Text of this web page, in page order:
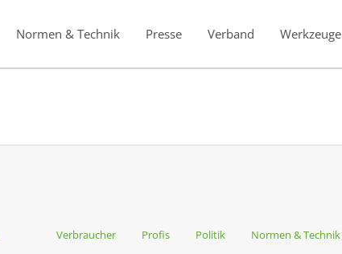
Normen & Technik Presse Verband Werkzeuge
Verbraucher Profis Politik Normen & Technik